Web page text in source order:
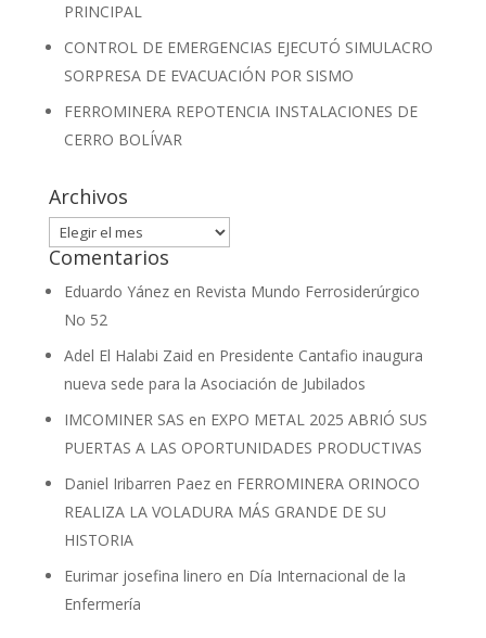
PRINCIPAL
CONTROL DE EMERGENCIAS EJECUTÓ SIMULACRO
SORPRESA DE EVACUACIÓN POR SISMO
FERROMINERA REPOTENCIA INSTALACIONES DE
CERRO BOLÍVAR
Archivos
Archivos
Comentarios
Eduardo Yánezen Revista Mundo Ferrosiderúrgico
No 52
Adel El Halabi Zaid en Presidente Cantafio inaugura
nueva sede para la Asociación de Jubilados
IMCOMINER SAS en EXPO METAL 2025 ABRIÓ SUS
PUERTAS A LAS OPORTUNIDADES PRODUCTIVAS
Daniel Iribarren Paezen FERROMINERA ORINOCO
REALIZA LA VOLADURA MÁS GRANDE DE SU
HISTORIA
Eurimar josefina linero en Día Internacional de la
Enfermería